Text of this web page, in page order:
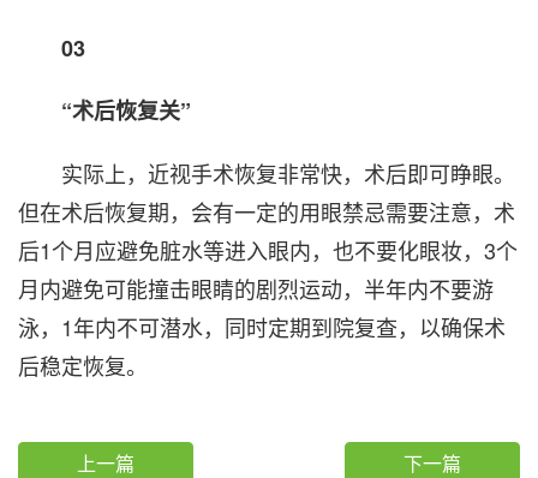
03
“术后恢复关”
实际上，近视手术恢复非常快，术后即可睁眼。
但在术后恢复期，会有一定的用眼禁忌需要注意，术
后1个月应避免脏水等进入眼内，也不要化眼妆，3个
月内避免可能撞击眼睛的剧烈运动，半年内不要游
泳，1年内不可潜水，同时定期到院复查，以确保术
后稳定恢复。
上一篇 下一篇